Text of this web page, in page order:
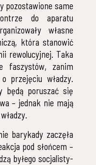
pozostawione same
do aparatu
własne
która stanowić
rewolucyjnej. Taka
faszystów, zanim
przejęciu władzy.
będą poruszać się
– jednak nie mają
barykady zaczęła
pod słońcem –
byłego socjalisty-